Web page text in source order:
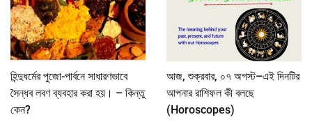
হিন্দুধর্মের পুজো-পার্বনে সাধারণভাবে
সৈন্ধব লবণ ব্যবহার করা হয়। – কিন্তু
কেন?
আজ, শুক্রবার, ০৭ অগস্ট–এই দিনটির
আপনার রাশিফল কী বলছে
(Horoscopes)